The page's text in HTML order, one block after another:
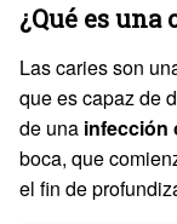
¿Qué es una
Las caries son
que es capaz de
de una infección
boca, que
el fin de